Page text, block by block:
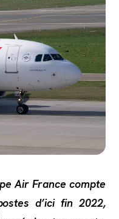
Air France compte
d’ici fin 2022,